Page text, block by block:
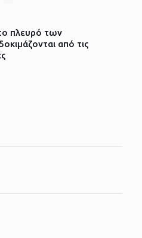
πλευρό των
από τις